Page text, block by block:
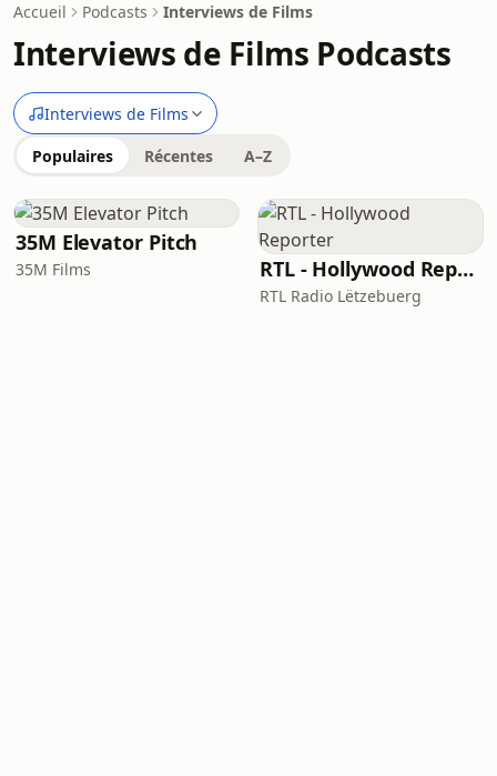
Accueil Podcasts Interviews de Films
Interviews de Films Podcasts
Interviews de Films
Populaires Récentes A–Z
35M Elevator Pitch
35M Films RTL - Hollywood Reporter
RTL Radio Lëtzebuerg